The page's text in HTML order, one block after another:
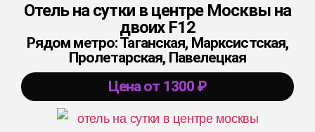
Отель на сутки в центре Москвы на
двоих F12
Рядом метро: Таганская, Марксистская,
Пролетарская, Павелецкая
Цена от 1300 ₽